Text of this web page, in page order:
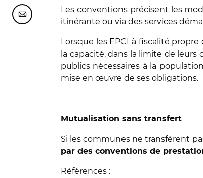
Partager cette page sur Courriel
Les conventions précisent les
itinérante ou via des services
Lorsque les EPCI à fiscalité
la capacité, dans la limite de
publics nécessaires à la
mise en œuvre de ses obligations.
Mutualisation sans transfert
Si les communes ne transfèrent
par des conventions de
Références :